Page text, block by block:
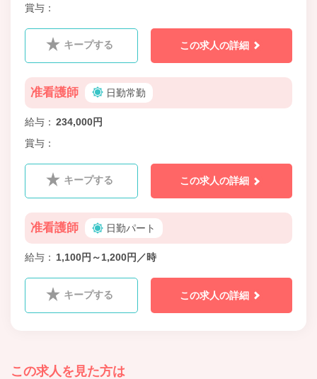
賞与
キープする この求人の詳細
准看護師 日勤常勤
給与
234,000円
賞与
キープする この求人の詳細
准看護師 日勤パート
給与 1,100円～1,200円／時
キープする この求人の詳細
この求人を見た方は